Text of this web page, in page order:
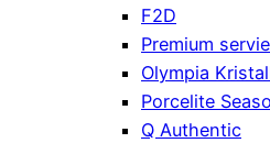
F2D
Premium
Olympia
Porcelite
Q Authentic